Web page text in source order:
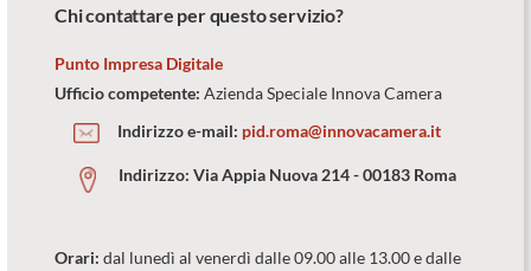
Chi contattare per questo servizio?
Punto Impresa Digitale
Ufficio competente: Azienda Speciale Innova Camera
Indirizzo e-mail: pid.roma@innovacamera.it
Indirizzo:Via Appia Nuova 214 - 00183 Roma
Orari: dal lunedì al venerdì dalle 09.00 alle 13.00 e dalle